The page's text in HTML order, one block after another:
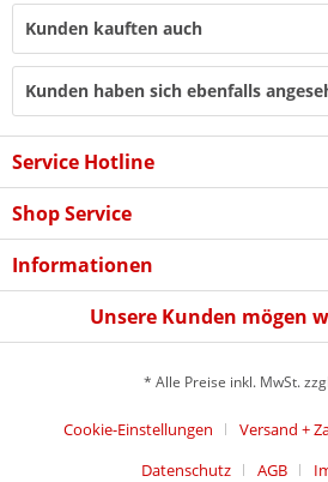
Kunden kauften auch
Kunden haben sich ebenfalls
Service Hotline
Shop Service
Informationen
Unsere Kunden mögen
* Alle Preise inkl. MwSt.
Cookie-Einstellungen Versand +
Datenschutz
AGB